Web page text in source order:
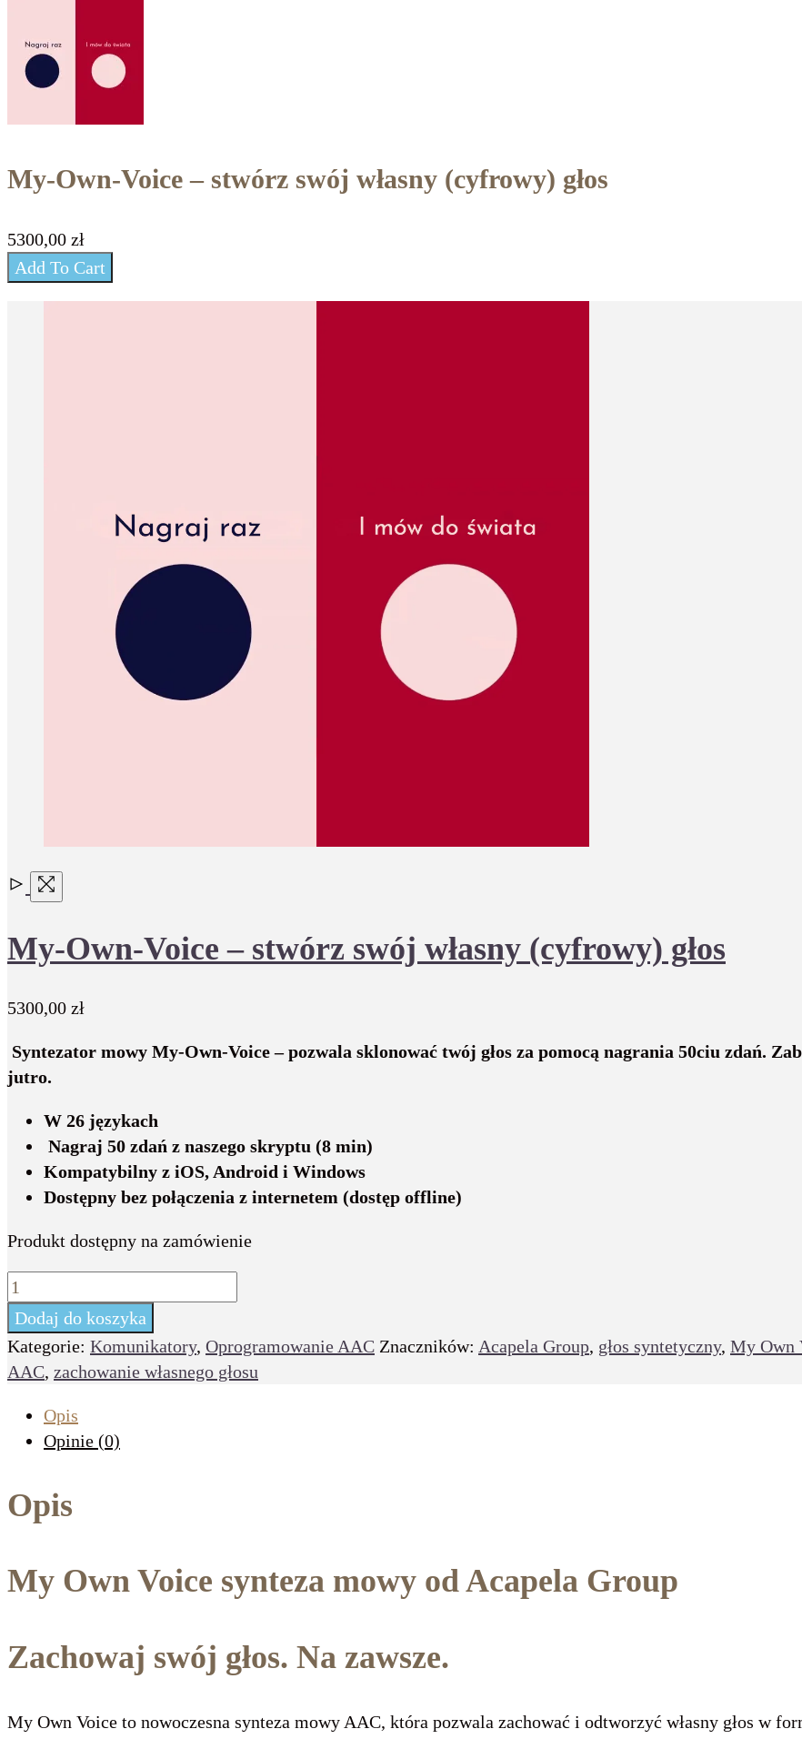
My-Own-Voice – stwórz swój własny (cyfrowy) głos
5300,00 zł
Add To Cart
My-Own-Voice – stwórz swój własny (cyfrowy) głos
5300,00 zł
Syntezator mowy My-Own-Voice – pozwala sklonować twój głos za pomocą nagrania 50ciu zdań.
jutro.
W 26 językach
Nagraj 50 zdań z naszego skryptu (8 min)
Kompatybilny z iOS, Android i Windows
Dostępny bez połączenia z internetem (dostęp offline)
Produkt dostępny na zamówienie
ilość
My-
Own-
Voice
–
stwórz
swój
głos
Dodaj do koszyka
Kategorie: Komunikatory, Oprogramowanie AAC Znaczników: Acapela Group, głos syntetyczny, My Own
AAC, zachowanie własnego głosu
Opis
Opinie (0)
Opis
My Own Voice synteza mowy od Acapela Group
Zachowaj swój głos. Na zawsze.
My Own Voice to nowoczesna synteza mowy AAC, która pozwala zachować i odtworzyć własny głos w